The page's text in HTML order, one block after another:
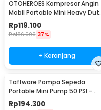
OTOHEROES Kompresor Angin
Mobil Portable Mini Heavy
12V 150 PSI
Rp119.100
Rp186.900 37%
+ Keranjang
Taffware Pompa Sepeda
Portable Mini Pump 50 PSI -
ATJ-1166-mini
Rp194.300